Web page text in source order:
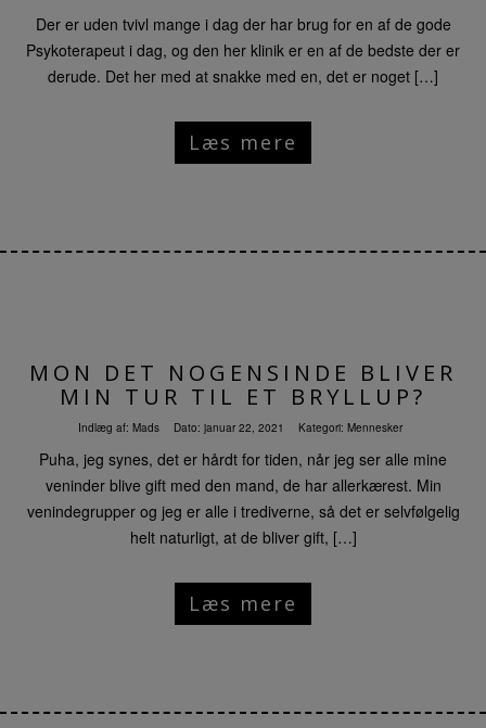
Der er uden tvivl mange i dag der har brug for en af de gode
Psykoterapeut i dag, og den her klinik er en af de bedste der er
derude. Det her med at snakke med en, det er noget […]
Læs mere
MON DET NOGENSINDE BLIVER
MIN TUR TIL ET BRYLLUP?
Indlæg af: Mads Dato: januar 22, 2021 Kategori: Mennesker
Puha, jeg synes, det er hårdt for tiden, når jeg ser alle mine
veninder blive gift med den mand, de har allerkærest. Min
venindegrupper og jeg er alle i trediverne, så det er selvfølgelig
helt naturligt, at de bliver gift, […]
Læs mere